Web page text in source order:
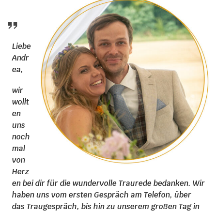
Liebe
Andr
ea,
wir
wollt
en
uns
noch
mal
von
Herz
en bei dir für die wundervolle Traurede bedanken. Wir
haben uns vom ersten Gespräch am Telefon, über
das Traugespräch, bis hin zu unserem großen Tag in